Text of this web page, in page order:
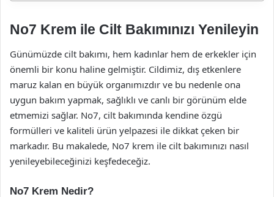
No7 Krem ile Cilt Bakımınızı Yenileyin
Günümüzde cilt bakımı, hem kadınlar hem de erkekler için
önemli bir konu haline gelmiştir. Cildimiz, dış etkenlere
maruz kalan en büyük organımızdır ve bu nedenle ona
uygun bakım yapmak, sağlıklı ve canlı bir görünüm elde
etmemizi sağlar. No7, cilt bakımında kendine özgü
formülleri ve kaliteli ürün yelpazesi ile dikkat çeken bir
markadır. Bu makalede, No7 krem ile cilt bakımınızı nasıl
yenileyebileceğinizi keşfedeceğiz.
No7 Krem Nedir?